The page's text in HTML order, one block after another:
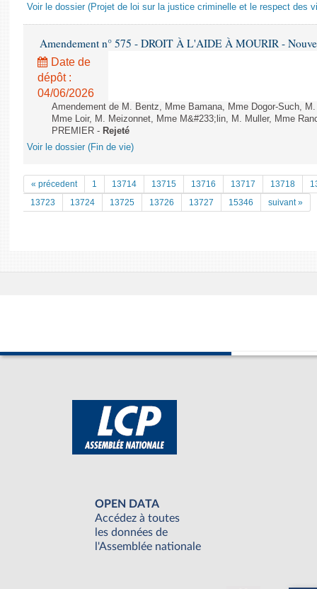
Voir le dossier (Projet de loi sur la justice criminelle et le respect des
Amendement n° 575 - DROIT À L'AIDE À MOURIR -
Date de
dépôt :
04/06/2026
Amendement de M. Bentz, Mme Bamana, Mme Dogor-Such,
Mme Loir, M. Meizonnet, Mme M&#233;lin, M. Muller, Mme
PREMIER - Rejeté
Voir le dossier (Fin de vie)
« précedent 1 13714 13715 13716 13717 13718
13723
13724 13725 13726 13727 15346 suivant »
OPEN DATA
Accédez à toutes
les données de
l'Assemblée nationale